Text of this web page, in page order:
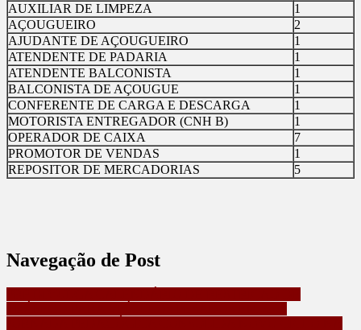
AUXILIAR DE LIMPEZA
1
AÇOUGUEIRO
2
AJUDANTE DE AÇOUGUEIRO
1
ATENDENTE DE PADARIA
1
ATENDENTE BALCONISTA
1
BALCONISTA DE AÇOUGUE
1
CONFERENTE DE CARGA E DESCARGA
1
MOTORISTA ENTREGADOR (CNH B)
1
OPERADOR DE CAIXA
7
PROMOTOR DE VENDAS
1
REPOSITOR DE MERCADORIAS
5
Navegação de Post